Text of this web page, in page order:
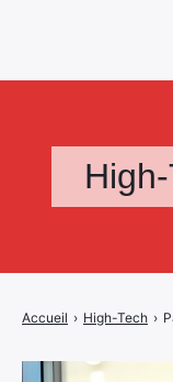
Accueil › High-Tech ›